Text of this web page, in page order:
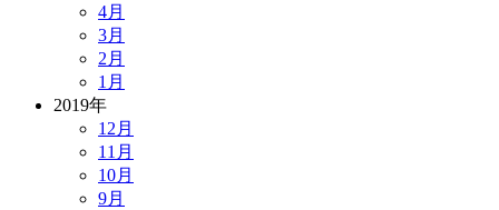
4月
3月
2月
1月
2019年
12月
11月
10月
9月